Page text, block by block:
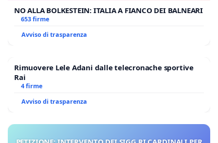
NO ALLA BOLKESTEIN: ITALIA A FIANCO DEI BALNEARI
653 firme
Avviso di trasparenza
Rimuovere Lele Adani dalle telecronache sportive
Rai
4 firme
Avviso di trasparenza